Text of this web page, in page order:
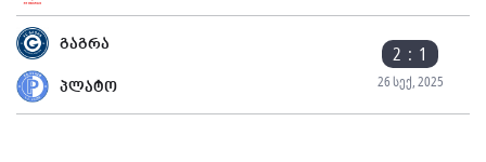
გაგრა 2 : 1
26 სექ, 2025
პლატო